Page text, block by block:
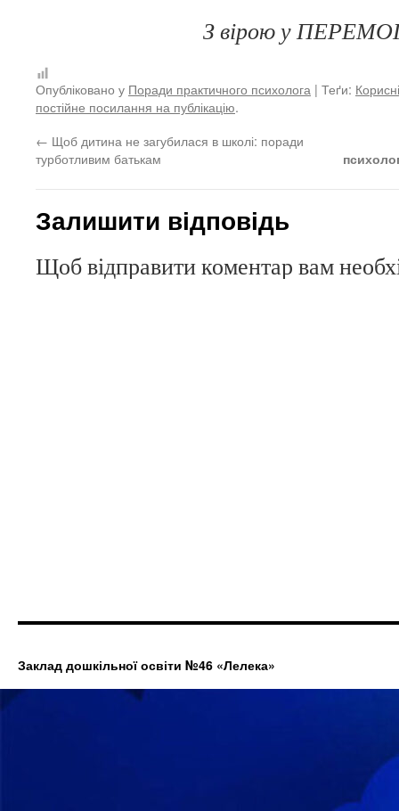
З вірою у
Опубліковано у Поради практичного психолога | Теґи:
постійне посилання на публікацію.
← Щоб дитина не загубилася в школі: поради
турботливим батькам
Залишити відповідь
Щоб відправити коментар вам
Заклад дошкільної освіти №46 «Лелека»